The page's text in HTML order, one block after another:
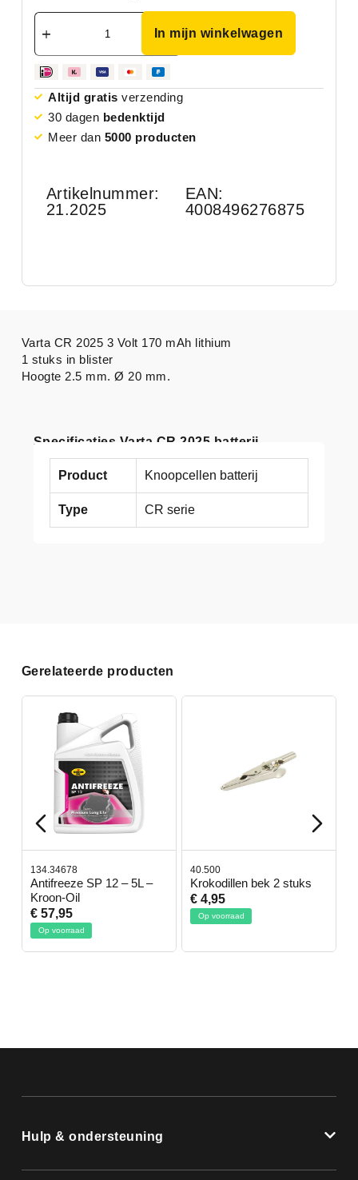
In mijn winkelwagen
Altijd gratis verzending
30 dagen bedenktijd
Meer dan 5000 producten
Artikelnummer:
21.2025
EAN:
4008496276875
Specificaties Varta CR 2025 batterij
Product Knoopcellen batterij
Type CR serie
Varta CR 2025 3 Volt 170 mAh lithium
1 stuks in blister
Hoogte 2.5 mm. Ø 20 mm.
Gerelateerde producten
134.34678
Antifreeze SP 12 – 5L –
Kroon-Oil
€ 57,95
Op voorraad
40.500
Krokodillen bek 2 stuks
€ 4,95
Op voorraad
Hulp & ondersteuning